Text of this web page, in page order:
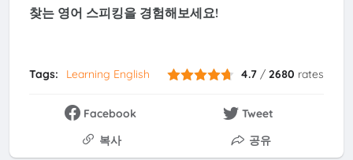
찾는 영어 스피킹을 경험해보세요!
Tags: Learning English 4.7 /2680 rates
Facebook
Tweet
복사
공유